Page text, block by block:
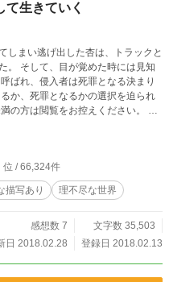
て生きていく
しまい逃げ出した杏は、トラックと
。 そして、目が覚めた時には見知
ばれ、侵入者は死罪となる決まり
か、死罪となるかの選択を迫られ
。
位 / 66,324件
描写あり 理不尽な世界
感想数 7
文字数 35,503
日 2018.02.28
登録日 2018.02.13